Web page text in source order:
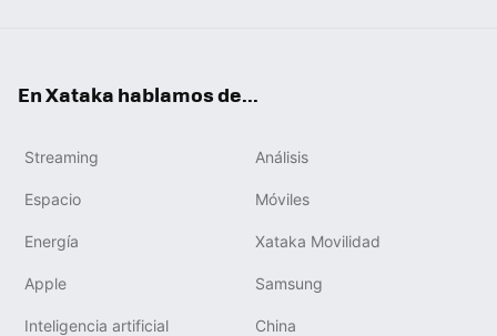
En Xataka hablamos de...
Streaming Análisis
Espacio Móviles
Energía Xataka Movilidad
Apple Samsung
Inteligencia artificial China